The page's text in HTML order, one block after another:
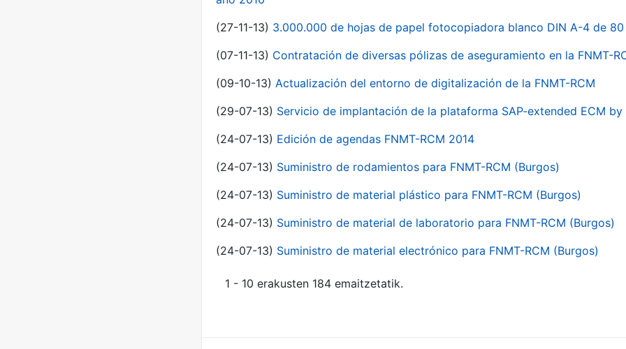
(27-11-13) 3.000.000 de hojas de papel fotocopiadora blanco DIN A-4 de 80
(07-11-13) Contratación de diversas pólizas de aseguramiento en la FNMT-
(09-10-13) Actualización del entorno de digitalización de la FNMT-RCM
(29-07-13) Servicio de implantación de la plataforma SAP-extended ECM by
(24-07-13) Edición de agendas FNMT-RCM 2014
(24-07-13) Suministro de rodamientos para FNMT-RCM (Burgos)
(24-07-13) Suministro de material plástico para FNMT-RCM (Burgos)
(24-07-13) Suministro de material de laboratorio para FNMT-RCM (Burgos)
(24-07-13) Suministro de material electrónico para FNMT-RCM (Burgos)
1 - 10 erakusten 184 emaitzetatik.